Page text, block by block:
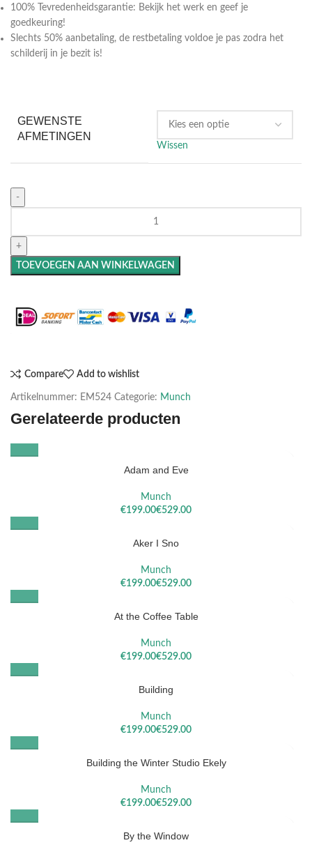
100% Tevredenheidsgarantie: Bekijk het werk en geef je
goedkeuring!
Slechts 50% aanbetaling, de restbetaling voldoe je pas zodra het
schilderij in je bezit is!
GEWENSTE
AFMETINGEN
Wissen
TOEVOEGEN AAN WINKELWAGEN
Compare Add to wishlist
Artikelnummer: EM524 Categorie: Munch
Gerelateerde producten
Adam and Eve
Munch
€
€
Aker I Sno
Munch
€
€
At the Coffee Table
Munch
€
€
Building
Munch
€
€
Building the Winter Studio Ekely
Munch
€
€
By the Window